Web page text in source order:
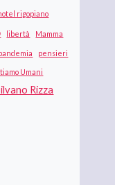
rigopiano
libertà Mamma
pensieri
Umani
Rizza